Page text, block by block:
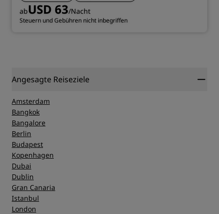
abUSD 63/Nacht
Steuern und Gebühren nicht inbegriffen
Angesagte Reiseziele
Amsterdam
Bangkok
Bangalore
Berlin
Budapest
Kopenhagen
Dubai
Dublin
Gran Canaria
Istanbul
London